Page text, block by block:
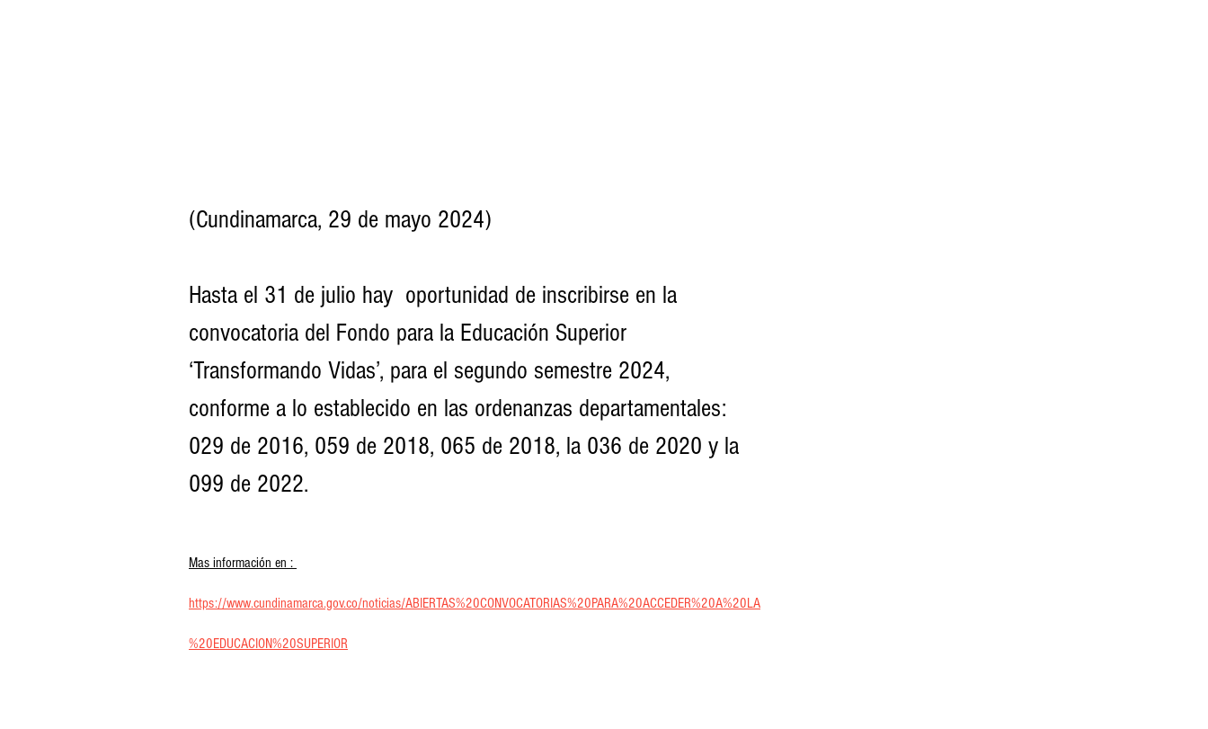
(Cundinamarca, 29 de mayo 2024)
Hasta el 31 de julio hay  oportunidad de inscribirse en la
convocatoria del Fondo para la Educación Superior
‘Transformando Vidas’, para el segundo semestre 2024,
conforme a lo establecido en las ordenanzas departamentales:
029 de 2016, 059 de 2018, 065 de 2018, la 036 de 2020 y la
099 de 2022.
Mas información en :
https://www.cundinamarca.gov.co/noticias/ABIERTAS%20CONVOCATORIAS%20PARA%20ACCEDER%20A%20LA
%20EDUCACION%20SUPERIOR